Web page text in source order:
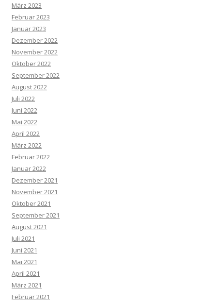
März 2023
Februar 2023
Januar 2023
Dezember 2022
November 2022
Oktober 2022
September 2022
August 2022
Juli 2022
Juni 2022
Mai 2022
April 2022
März 2022
Februar 2022
Januar 2022
Dezember 2021
November 2021
Oktober 2021
September 2021
August 2021
Juli 2021
Juni 2021
Mai 2021
April 2021
März 2021
Februar 2021